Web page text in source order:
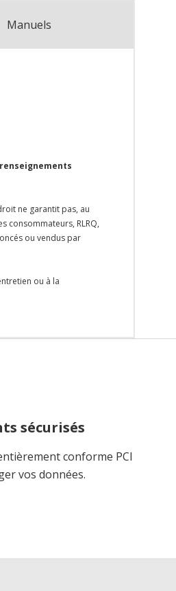
Manuels
ne garantit pas, au
consommateurs, RLRQ,
ou vendus par
ou à la
sécurisés
conforme PCI
vos données.